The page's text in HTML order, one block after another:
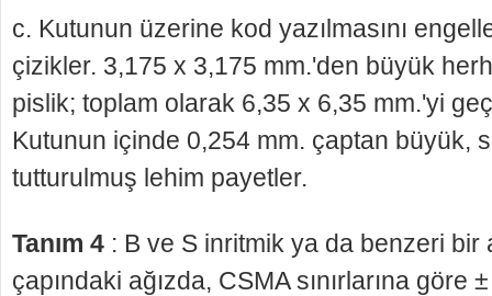
c. Kutunun üzerine kod yazılmasını
çizikler. 3,175 x 3,175 mm.'den büyük
pislik; toplam olarak 6,35 x 6,35 mm.'yi
Kutunun içinde 0,254 mm. çaptan büyük,
tutturulmuş lehim payetler.
Tanım 4 : B ve S inritmik ya da benzeri bir
çapın­daki ağızda, CSMA sınırlarına göre